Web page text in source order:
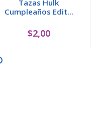
Tazas Hulk
Cumpleaños Edit...
$2,00